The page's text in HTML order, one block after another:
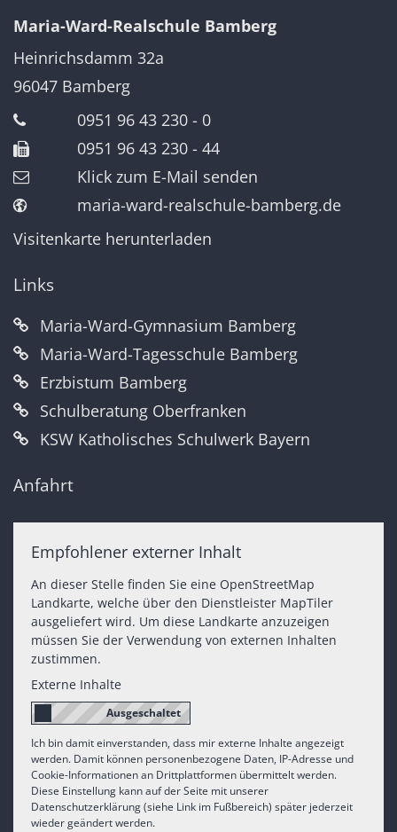
Maria-Ward-Realschule Bamberg
Heinrichsdamm 32a
96047 Bamberg
0951 96 43 230 - 0
0951 96 43 230 - 44
Klick zum E-Mail senden
maria-ward-realschule-bamberg.de
Visitenkarte herunterladen
Links
Maria-Ward-Gymnasium Bamberg
Maria-Ward-Tagesschule Bamberg
Erzbistum Bamberg
Schulberatung Oberfranken
KSW Katholisches Schulwerk Bayern
Anfahrt
Empfohlener externer Inhalt
An dieser Stelle finden Sie eine OpenStreetMap
Landkarte, welche über den Dienstleister MapTiler
ausgeliefert wird. Um diese Landkarte anzuzeigen
müssen Sie der Verwendung von externen Inhalten
zustimmen.
Externe Inhalte
Ich bin damit einverstanden, dass mir externe Inhalte angezeigt
werden. Damit können personenbezogene Daten, IP-Adresse und
Cookie-Informationen an Drittplattformen übermittelt werden.
Diese Einstellung kann auf der Seite mit unserer
Datenschutzerklärung (siehe Link im Fußbereich) später jederzeit
wieder geändert werden.